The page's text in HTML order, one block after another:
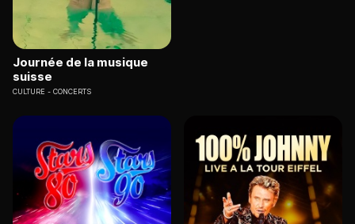
Journée de la musique
suisse
CULTURE CONCERTS